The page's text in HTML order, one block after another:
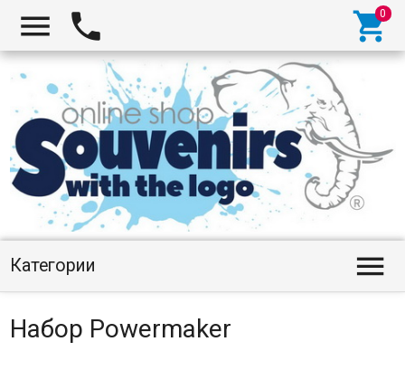
  
Категории 
Набор Powermaker